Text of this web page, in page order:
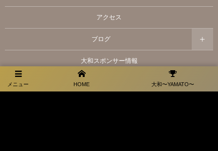
メニュー HOME 大和〜YAMATO〜
アクセス
ブログ
大和スポンサー情報